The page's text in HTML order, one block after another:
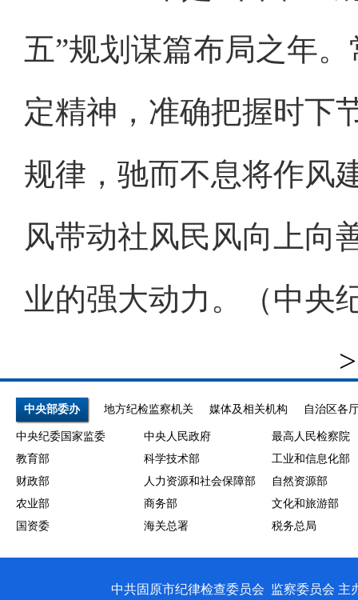
五”规划谋篇布局之年
定精神，准确把握时下
规律，驰而不息将作风
风带动社风民风向上向
业的强大动力。（中央
中央部委办 地方纪检监察机关 媒体及相关机构 自治区各
中央纪委国家监委 中央人民政府
最高人民检察院
教育部
科学技术部
工业和信息化部
财政部
人力资源和社会保障部
自然资源部
农业部
商务部
文化和旅游部
国资委
海关总署 税务总局
中共固原市纪律检查委员会 监察委员会